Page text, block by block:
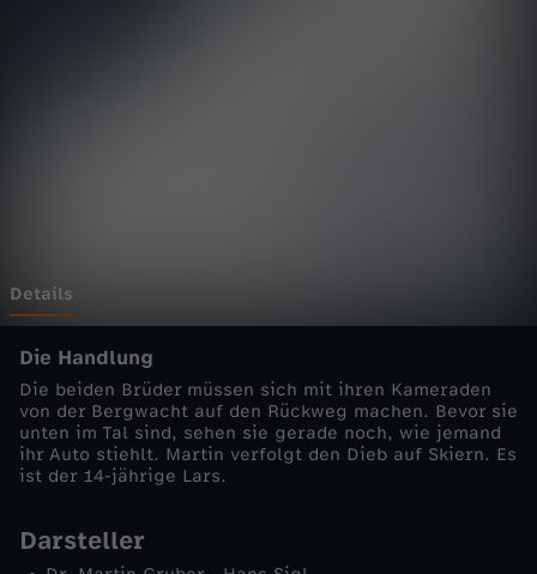
r
-
D
u
r
Details
Die Handlung
Die beiden Brüder müssen sich mit ihren Kameraden
von der Bergwacht auf den Rückweg machen. Bevor sie
unten im Tal sind, sehen sie gerade noch, wie jemand
ihr Auto stiehlt. Martin verfolgt den Dieb auf Skiern. Es
ist der 14-jährige Lars.
Darsteller